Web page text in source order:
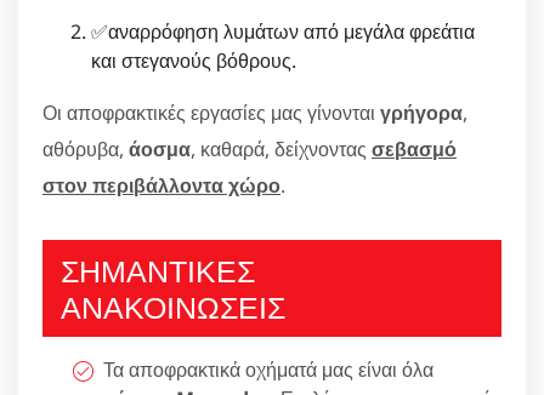
✅αναρρόφηση λυμάτων από μεγάλα φρεάτια
και στεγανούς βόθρους.
Οι αποφρακτικές εργασίες μας γίνονται γρήγορα,
αθόρυβα, άοσμα, καθαρά, δείχνοντας σεβασμό
στον περιβάλλοντα χώρο.
ΣΗΜΑΝΤΙΚΕΣ
ΑΝΑΚΟΙΝΩΣΕΙΣ
Τα αποφρακτικά οχήματά μας είναι όλα